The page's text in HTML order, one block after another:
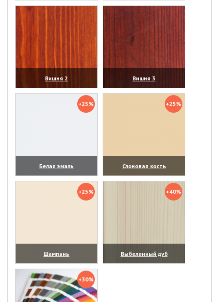
(увеличить) (увеличить)
Вишня 2
(увеличить)
Вишня 3
(увеличить)
+25%
Белая эмаль
(увеличить)
+25%
Слоновая кость
(увеличить)
+25%
Шампань
(увеличить)
+40%
Выбеленный дуб
(увеличить)
+30%